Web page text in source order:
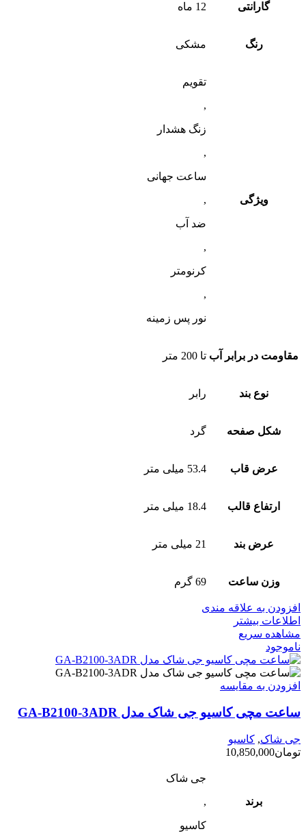
گارانتی 12 ماه
رنگ مشکی
ویژگی
تقویم
,
زنگ هشدار
,
ساعت جهانی
,
ضد آب
,
کرنومتر
,
نور پس زمینه
مقاومت در برابر آب تا 200 متر
نوع بند رابر
شکل صفحه گرد
عرض قاب 53.4 میلی متر
ارتفاع قالب 18.4 میلی متر
عرض بند 21 میلی متر
وزن ساعت 69 گرم
افزودن به علاقه مندی
اطلاعات بیشتر
مشاهده سریع
ناموجود
افزودن به مقایسه
ساعت مچی کاسیو جی شاک مدل GA-B2100-3ADR
جی شاک, کاسیو
تومان10,850,000
برند
جی شاک
,
کاسیو